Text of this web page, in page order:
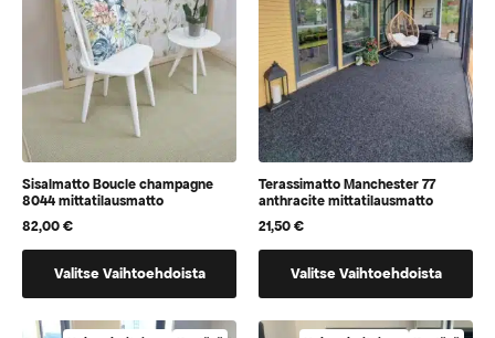
tuotteen
sivulla
tuotteen
sivulla
Sisalmatto Boucle champagne
8044 mittatilausmatto
82,00€
Valitse Vaihtoehdoista
Terassimatto Manchester 77
anthracite mittatilausmatto
21,50€
Valitse Vaihtoehdoista